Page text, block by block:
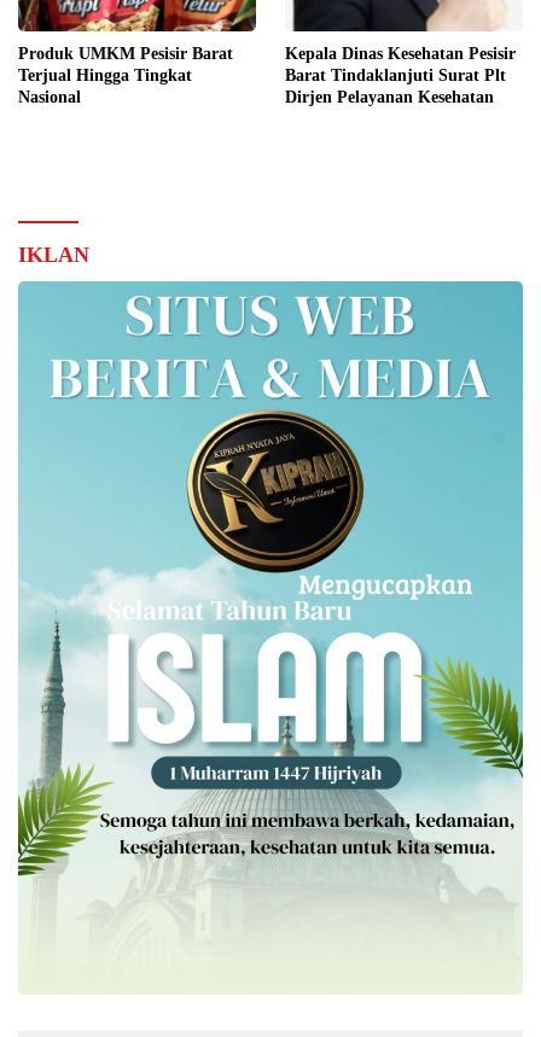
Produk UMKM Pesisir Barat
Terjual Hingga Tingkat
Nasional
Kepala Dinas Kesehatan Pesisir
Barat Tindaklanjuti Surat Plt
Dirjen Pelayanan Kesehatan
IKLAN